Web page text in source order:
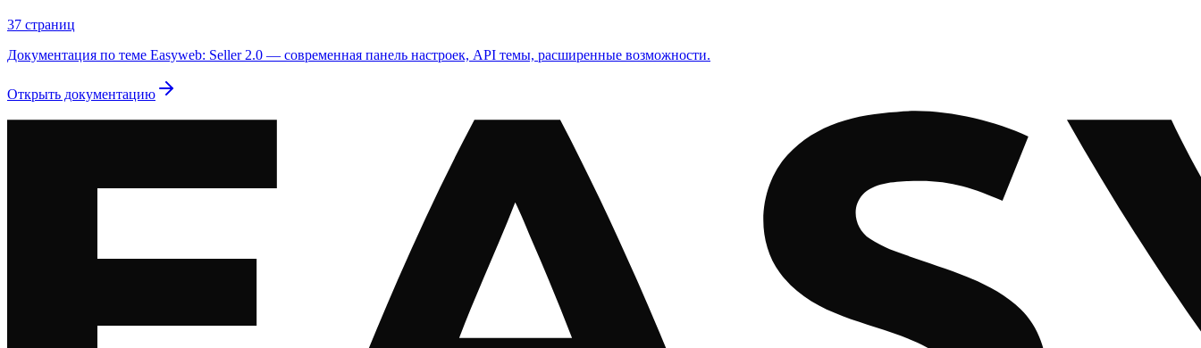
37 страниц
Документация по теме Easyweb: Seller 2.0 — современная панель настроек, API темы, расширенные возможности.
Открыть документацию